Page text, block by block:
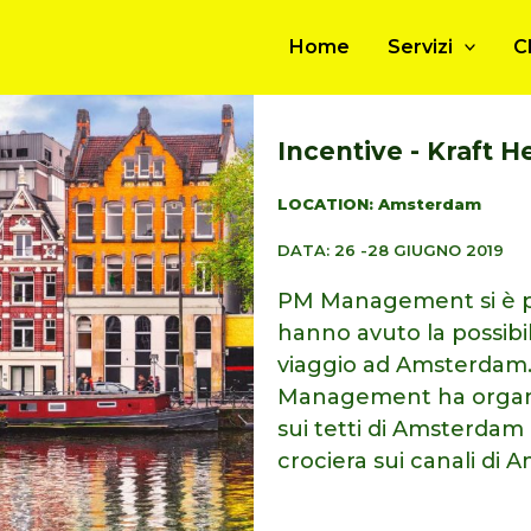
Home Servizi
Incentive - Kraft
LOCATION: Amsterdam
DATA: 26 -28 GIUGNO 2019
PM Management si è
hanno avuto la
viaggio ad
Management ha
sui tetti di Amsterdam
crociera sui canali di